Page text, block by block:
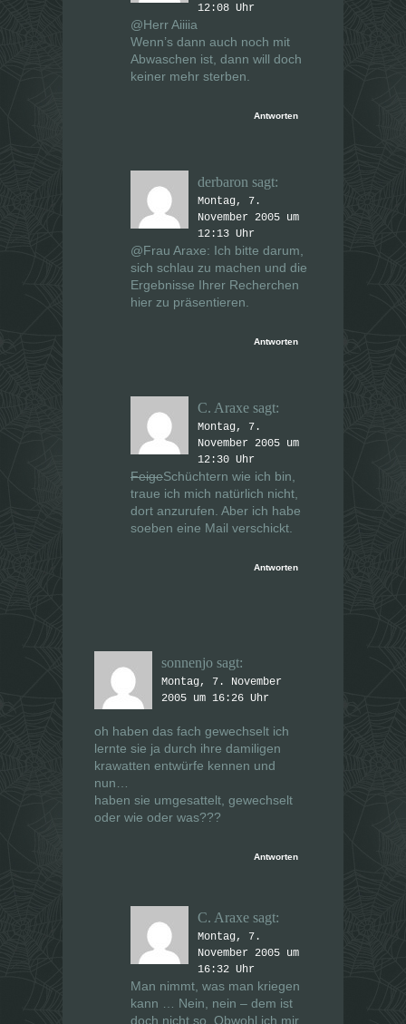
12:08 Uhr
@Herr Aiiiia
Wenn’s dann auch noch mit
Abwaschen ist, dann will doch
keiner mehr sterben.
Antworten
derbaron sagt:
Montag, 7.
November 2005 um
12:13 Uhr
@Frau Araxe: Ich bitte darum,
sich schlau zu machen und die
Ergebnisse Ihrer Recherchen
hier zu präsentieren.
Antworten
C. Araxe sagt:
Montag, 7.
November 2005 um
12:30 Uhr
FeigeSchüchtern wie ich bin,
traue ich mich natürlich nicht,
dort anzurufen. Aber ich habe
soeben eine Mail verschickt.
Antworten
sonnenjo sagt:
Montag, 7. November
2005 um 16:26 Uhr
oh haben das fach gewechselt ich
lernte sie ja durch ihre damiligen
krawatten entwürfe kennen und
nun…
haben sie umgesattelt, gewechselt
oder wie oder was???
Antworten
C. Araxe sagt:
Montag, 7.
November 2005 um
16:32 Uhr
Man nimmt, was man kriegen
kann … Nein, nein – dem ist
doch nicht so. Obwohl ich mir